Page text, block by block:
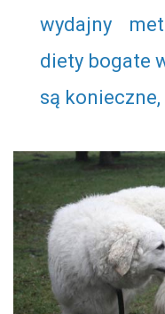
wydajny
diety bogate
są